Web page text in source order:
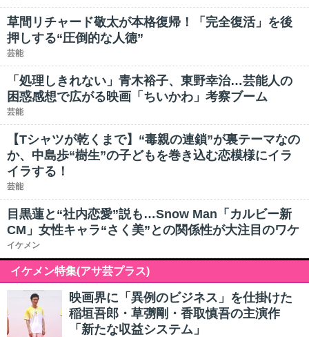
草間リチャード敬太が本格復帰！「完全復活」を後
押しする“圧倒的な人徳”
芸能
「処理しきれない」青木裕子、東野幸治…芸能人の
困惑感想で広がる映画「ちいかわ」考察ブーム
芸能
【Tシャツが乾くまで】“毒親の連鎖”が裏テーマなの
か、中島歩“樹生”の子どもを巻き込む恋模様にイラ
イラする！
芸能
目黒蓮と“社内恋愛”説も…Snow Man「カルビー新
CM」女性キャラ“さく美”との関係性が大注目のワケ
イケメン
イケメン特集(アサ芸プラス)
映画界に「異例のビジネス」を仕掛けた
稲垣吾郎・草彅剛・香取慎吾の主演作
「新たな収益システム」